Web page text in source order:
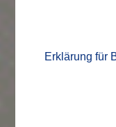
Erklärung für